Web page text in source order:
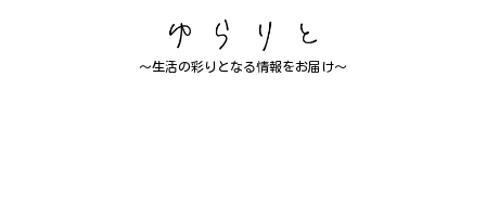
～生活の彩りとなる情報をお届け～